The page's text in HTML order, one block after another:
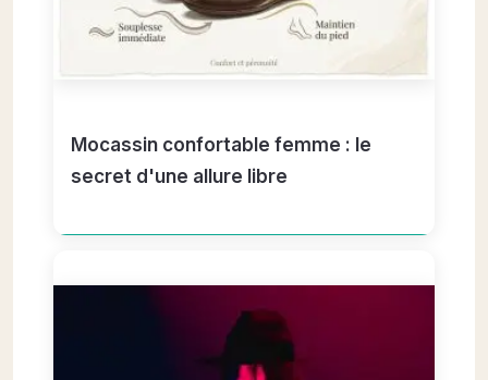
Mocassin confortable femme : le
secret d'une allure libre